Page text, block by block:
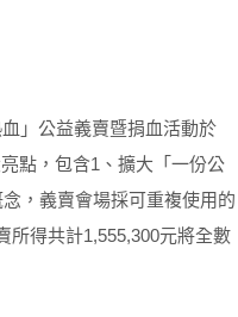
」公益義賣暨捐血活動於
點，包含1、擴大「一份公
，義賣會場採可重複使用的
所得共計1,555,300元將全數